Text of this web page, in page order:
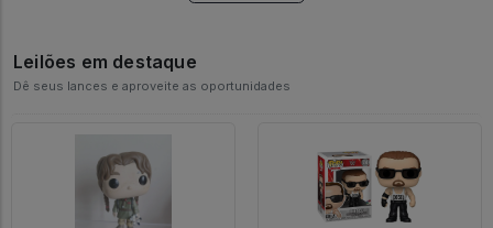
Leilões em destaque
Dê seus lances e aproveite as oportunidades